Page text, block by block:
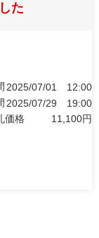
た
2025/07/01
12:00
2025/07/29
19:00
価格
11,100円